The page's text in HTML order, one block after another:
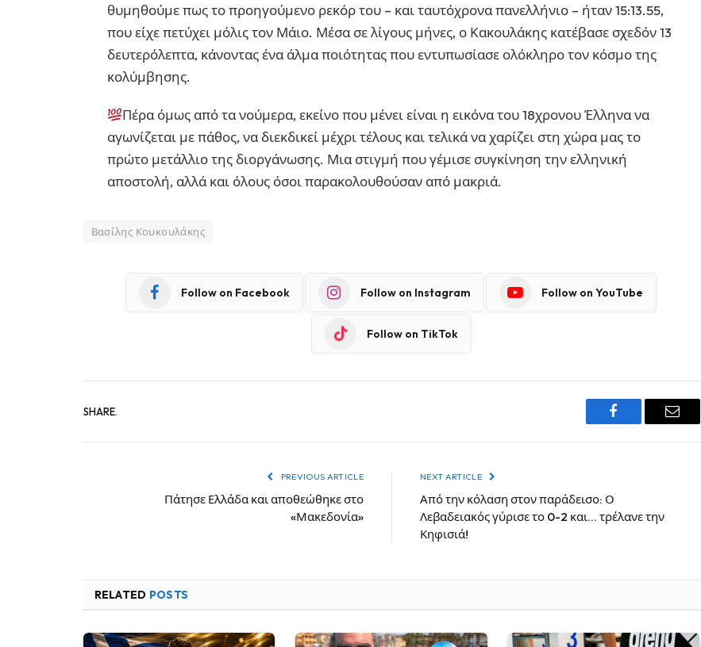
θυμηθούμε πως το προηγούμενο ρεκόρ του – και ταυτόχρονα πανελλήνιο – ήταν 15:13.55,
που είχε πετύχει μόλις τον Μάιο. Μέσα σε λίγους μήνες, ο Κακουλάκης κατέβασε σχεδόν 13
δευτερόλεπτα, κάνοντας ένα άλμα ποιότητας που εντυπωσίασε ολόκληρο τον κόσμο της
κολύμβησης.
Πέρα όμως από τα νούμερα, εκείνο που μένει είναι η εικόνα του 18χρονου Έλληνα να
αγωνίζεται με πάθος, να διεκδικεί μέχρι τέλους και τελικά να χαρίζει στη χώρα μας το
πρώτο μετάλλιο της διοργάνωσης. Μια στιγμή που γέμισε συγκίνηση την ελληνική
αποστολή, αλλά και όλους όσοι παρακολουθούσαν από μακριά.
Βασίλης Κουκουλάκης
Follow on Facebook Follow on Instagram Follow on YouTube
Follow on TikTok
SHARE.
Facebook Email
PREVIOUS ARTICLE
Πάτησε Ελλάδα και αποθεώθηκε στο
«Μακεδονία»
NEXT ARTICLE
Από την κόλαση στον παράδεισο: Ο
Λεβαδειακός γύρισε το 0-2 και… τρέλανε την
Κηφισιά!
RELATED POSTS